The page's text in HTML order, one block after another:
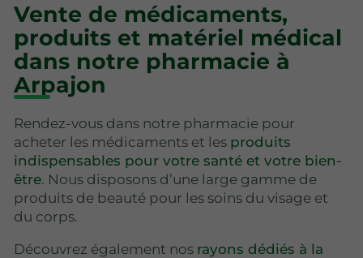
Vente de médicaments,
produits et matériel médical
dans notre pharmacie à
Arpajon
Rendez-vous dans notre pharmacie pour
acheter les médicaments et les produits
indispensables pour votre santé et votre bien-
être. Nous disposons d’une large gamme de
produits de beauté pour les soins du visage et
du corps.
Découvrez également nos rayons dédiés à la